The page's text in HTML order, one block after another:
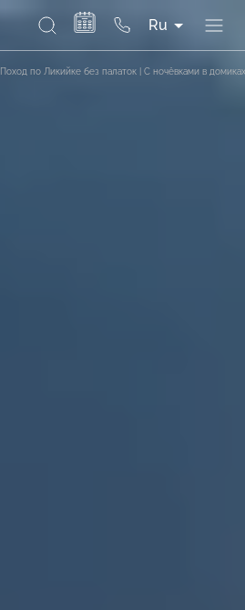
Ru
Поход по Ликийке без палаток | С ночёвками в домиках